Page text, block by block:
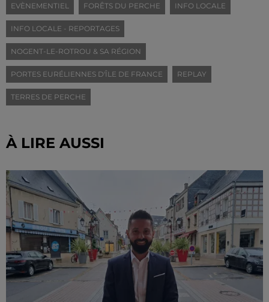
EVÈNEMENTIEL FORÊTS DU PERCHE INFO LOCALE
INFO LOCALE - REPORTAGES
NOGENT-LE-ROTROU & SA RÉGION
PORTES EURÉLIENNES D'ÎLE DE FRANCE REPLAY
TERRES DE PERCHE
À LIRE AUSSI